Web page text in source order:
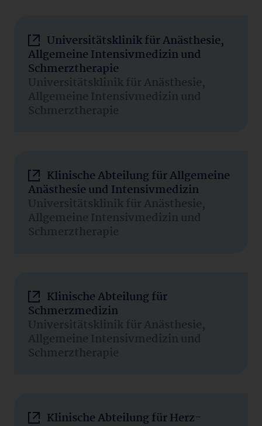
Universitätsklinik für Anästhesie,
Allgemeine Intensivmedizin und
Schmerztherapie
Universitätsklinik für Anästhesie,
Allgemeine Intensivmedizin und
Schmerztherapie
Klinische Abteilung für Allgemeine
Anästhesie und Intensivmedizin
Universitätsklinik für Anästhesie,
Allgemeine Intensivmedizin und
Schmerztherapie
Klinische Abteilung für
Schmerzmedizin
Universitätsklinik für Anästhesie,
Allgemeine Intensivmedizin und
Schmerztherapie
Klinische Abteilung für Herz-